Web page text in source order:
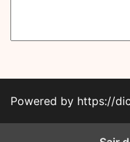
Powered by https://